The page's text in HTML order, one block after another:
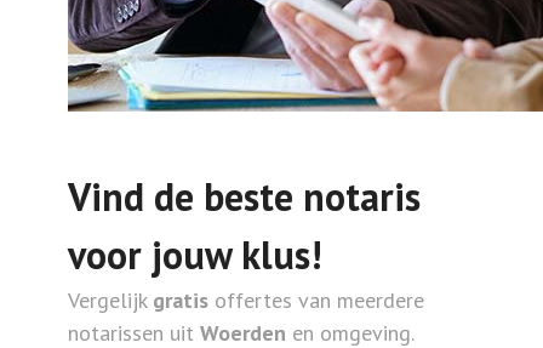
Vind de beste notaris
voor jouw klus!
Vergelijk gratis offertes van meerdere
notarissen uit Woerden en omgeving.